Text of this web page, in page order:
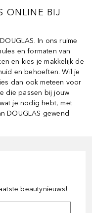
ONLINE BIJ
In ons ruime
en formaten van
en kies je makkelijk de
en behoeften. Wil je
dan ook meteen voor
die passen bij jouw
je nodig hebt, met
DOUGLAS gewend
beautynieuws!